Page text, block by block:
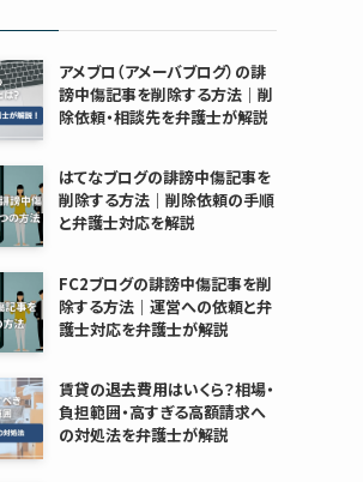
アメブロ（アメーバブログ）の誹
謗中傷記事を削除する方法｜削
除依頼・相談先を弁護士が解説
はてなブログの誹謗中傷記事を
削除する方法｜削除依頼の手順
と弁護士対応を解説
FC2ブログの誹謗中傷記事を削
除する方法｜運営への依頼と弁
護士対応を弁護士が解説
賃貸の退去費用はいくら？相場・
負担範囲・高すぎる高額請求へ
の対処法を弁護士が解説